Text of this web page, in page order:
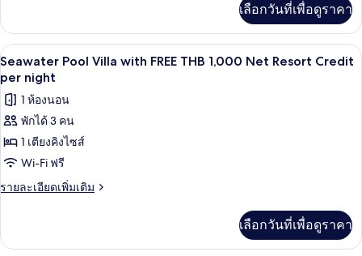
FREE
THB
1,000
Net
Resort
Credit
per
night
เกี่ยว
กับ
Ocean
View
Pool
Villa
with
THB
1,000
Resort
เลือกวันที่เพื่อดูราคา
เปิด
ภาพถ่าย
ทั้งหมด
ของ
Seawater
Pool
Villa
THB
6
Seawater Pool Villa with FREE THB 1,000 Net Resort Credit
per night
1 ห้องนอน
พักได้ 3 คน
1 เตียงคิงไซส์
Wi-Fi ฟรี
รายละเอียดเพิ่มเติม
ราย
เกี่ยว
เลือกวันที่เพื่อดูราคา